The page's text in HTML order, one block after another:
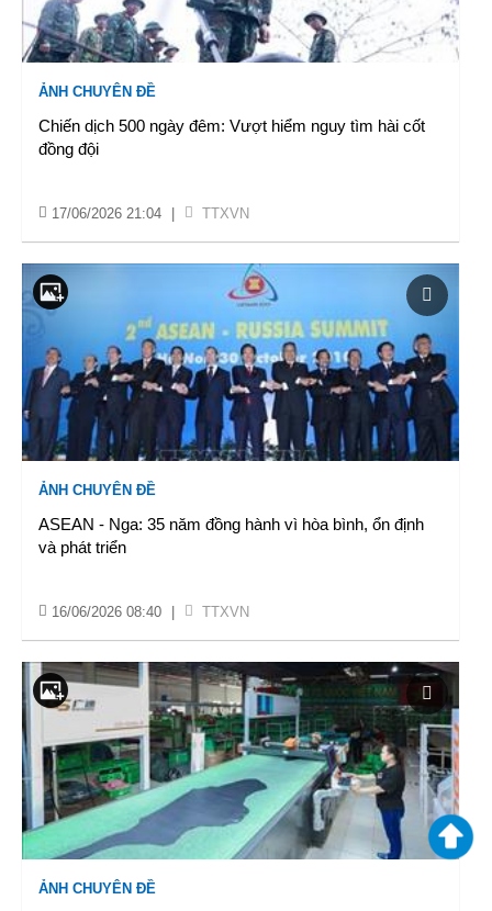
ẢNH CHUYÊN ĐỀ
Chiến dịch 500 ngày đêm: Vượt hiểm nguy tìm hài cốt
đồng đội
17/06/2026 21:04 TTXVN
ẢNH CHUYÊN ĐỀ
ASEAN - Nga: 35 năm đồng hành vì hòa bình, ổn định
và phát triển
16/06/2026 08:40 TTXVN
ẢNH CHUYÊN ĐỀ